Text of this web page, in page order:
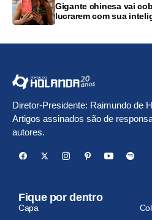
Gigante chinesa vai
lucrarem com sua
Diretor-Presidente: Raimundo de
Artigos assinados são de
autores.
Fique por dentro
Capa